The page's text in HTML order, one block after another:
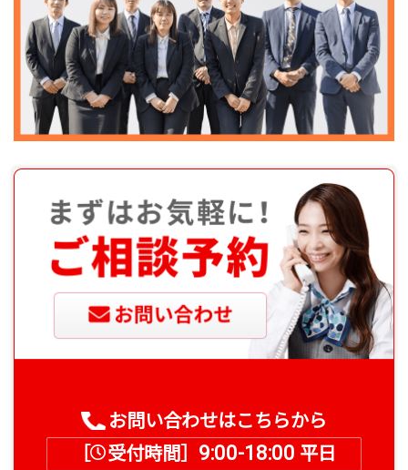
お問い合わせはこちらから
受付時間］ 9:00-18:00 平日